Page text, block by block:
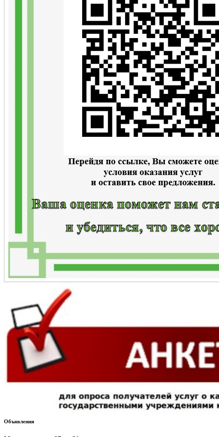
Объявления